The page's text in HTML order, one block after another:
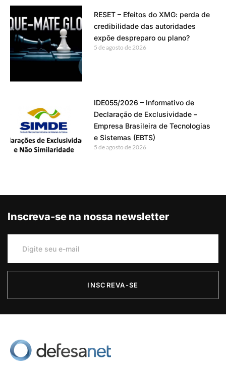
RESET – Efeitos do XMG: perda de
credibilidade das autoridades
expõe despreparo ou plano?
5 de agosto de 2026
IDE055/2026 – Informativo de
Declaração de Exclusividade –
Empresa Brasileira de Tecnologias
e Sistemas (EBTS)
5 de agosto de 2026
Inscreva-se na nossa newsletter
INSCREVA-SE